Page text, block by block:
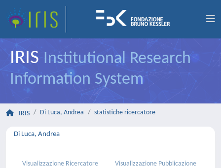
IRIS Institutional Research
Information System
IRIS Di Luca, Andrea statistiche ricercatore
Di Luca, Andrea
Visualizzazione Ricercatore Visualizzazione Pubblicazione